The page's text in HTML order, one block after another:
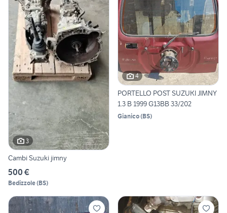
3
Cambi Suzuki jimny
500 €
Bedizzole(BS)
4
PORTELLO POST SUZUKI JIMNY
1.3 B 1999 G13BB 33/202
Gianico(BS)